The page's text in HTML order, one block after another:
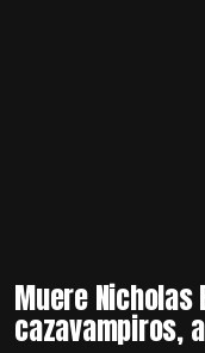
Muere Nicholas
cazavampiros,